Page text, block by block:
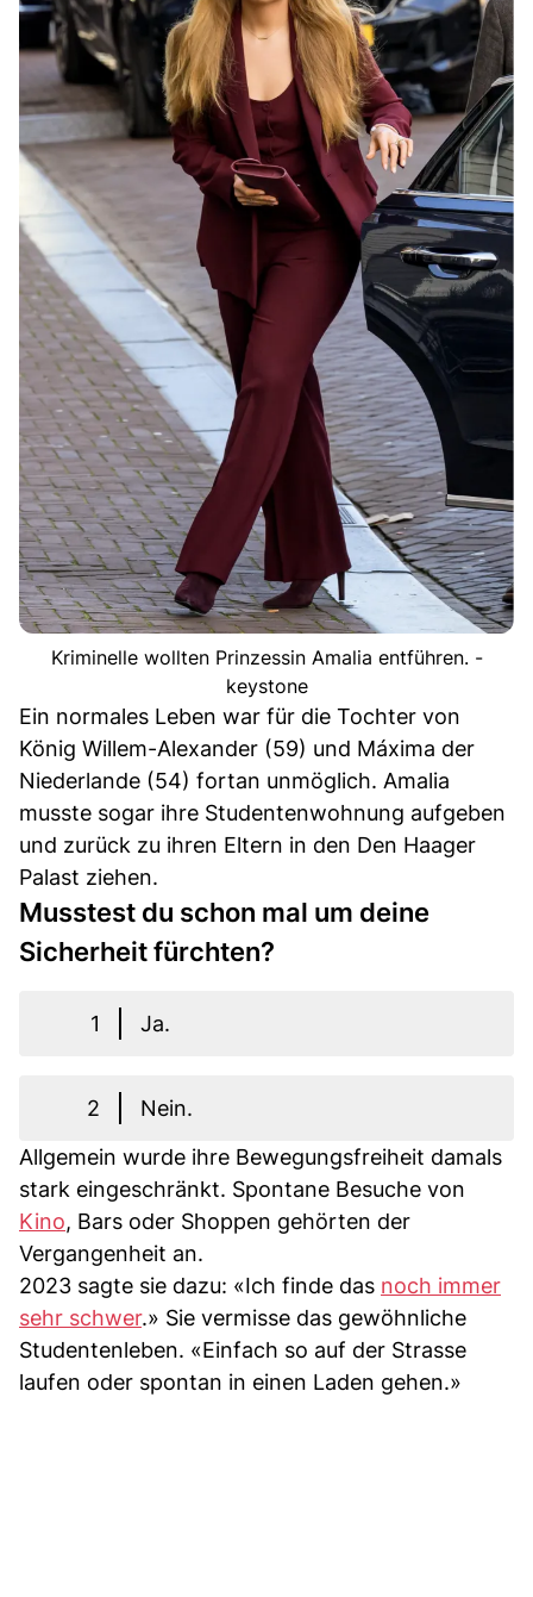
Kriminelle wollten Prinzessin Amalia entführen. -
keystone
Ein normales Leben war für die Tochter von
König Willem-Alexander (59) und Máxima der
Niederlande (54) fortan unmöglich. Amalia
musste sogar ihre Studentenwohnung aufgeben
und zurück zu ihren Eltern in den Den Haager
Palast ziehen.
Musstest du schon mal um deine
Sicherheit fürchten?
1 Ja.
2
Nein.
Allgemein wurde ihre Bewegungsfreiheit damals
stark eingeschränkt. Spontane Besuche von
Kino, Bars oder Shoppen gehörten der
Vergangenheit an.
2023 sagte sie dazu: «Ich finde das noch immer
sehr schwer.» Sie vermisse das gewöhnliche
Studentenleben. «Einfach so auf der Strasse
laufen oder spontan in einen Laden gehen.»